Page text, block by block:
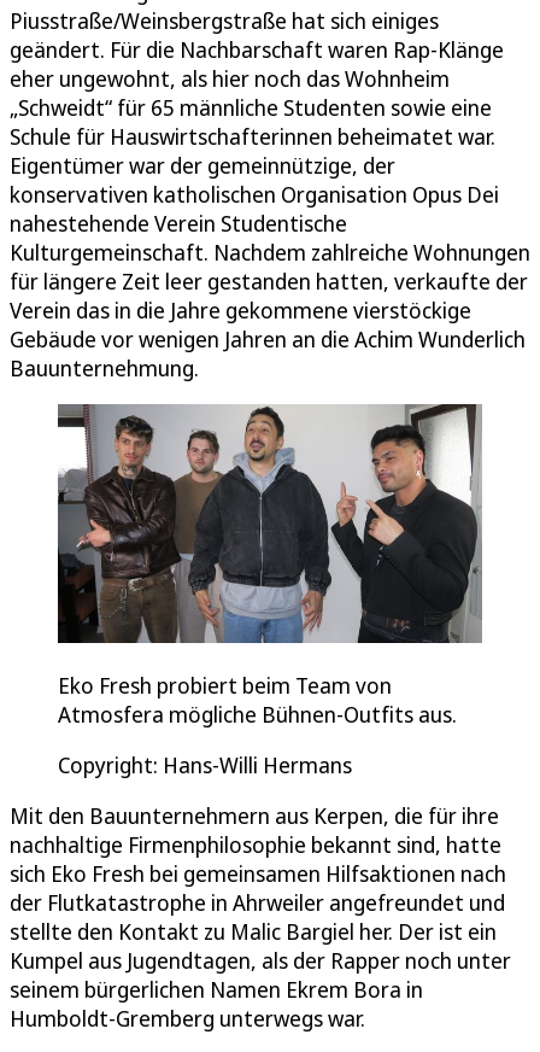
Piusstraße/Weinsbergstraße hat sich einiges
geändert. Für die Nachbarschaft waren Rap-Klänge
eher ungewohnt, als hier noch das Wohnheim
„Schweidt“ für 65 männliche Studenten sowie eine
Schule für Hauswirtschafterinnen beheimatet war.
Eigentümer war der gemeinnützige, der
konservativen katholischen Organisation Opus Dei
nahestehende Verein Studentische
Kulturgemeinschaft. Nachdem zahlreiche Wohnungen
für längere Zeit leer gestanden hatten, verkaufte der
Verein das in die Jahre gekommene vierstöckige
Gebäude vor wenigen Jahren an die Achim Wunderlich
Bauunternehmung.
Eko Fresh probiert beim Team von
Atmosfera mögliche Bühnen-Outfits aus.
Copyright: Hans-Willi Hermans
Mit den Bauunternehmern aus Kerpen, die für ihre
nachhaltige Firmenphilosophie bekannt sind, hatte
sich Eko Fresh bei gemeinsamen Hilfsaktionen nach
der Flutkatastrophe in Ahrweiler angefreundet und
stellte den Kontakt zu Malic Bargiel her. Der ist ein
Kumpel aus Jugendtagen, als der Rapper noch unter
seinem bürgerlichen Namen Ekrem Bora in
Humboldt-Gremberg unterwegs war.